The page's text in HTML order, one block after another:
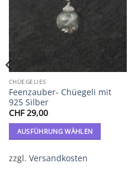
CHÜEGELIES
Feenzauber- Chüegeli mit
925 Silber
CHF29,00
AUSFÜHRUNG WÄHLEN
Produkt
zzgl. Versandkosten